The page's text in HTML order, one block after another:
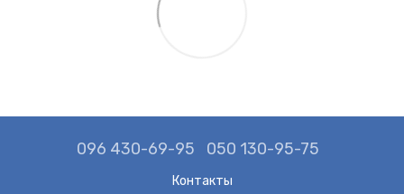
096 430-69-95 050 130-95-75
Контакты